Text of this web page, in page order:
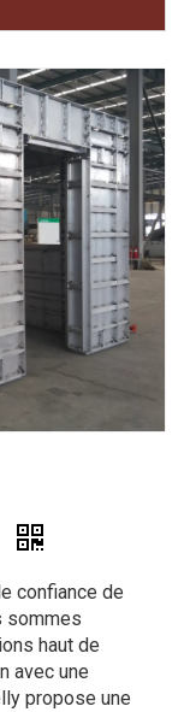
confiance de
sommes
haut de
avec une
propose une